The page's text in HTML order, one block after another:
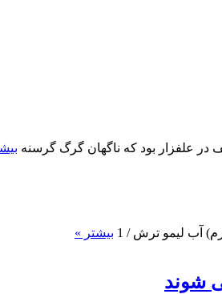
علفزار بود که ناگهان گرگ گرسنه
بیشتر »
شوند